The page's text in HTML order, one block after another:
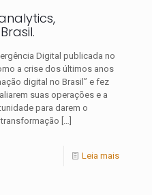
Digital publicada no
a crise dos últimos anos
digital no Brasil” e fez
suas operações e a
para darem o
Leia mais